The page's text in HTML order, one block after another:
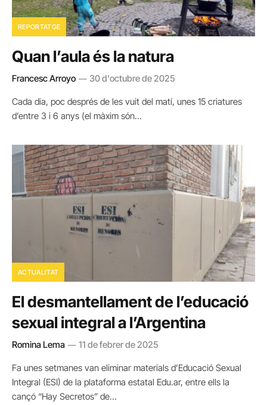
REPORTATGE
Quan l’aula és la natura
Francesc Arroyo 30 d'octubre de 2025
Cada dia, poc després de les vuit del matí, unes 15 criatures
d’entre 3 i 6 anys (el màxim són…
ACTUALITAT
El desmantellament de l’educació
sexual integral a l’Argentina
Romina Lema 11 de febrer de 2025
Fa unes setmanes van eliminar materials d’Educació Sexual
Integral (ESI) de la plataforma estatal Edu.ar, entre ells la
cançó “Hay Secretos” de…